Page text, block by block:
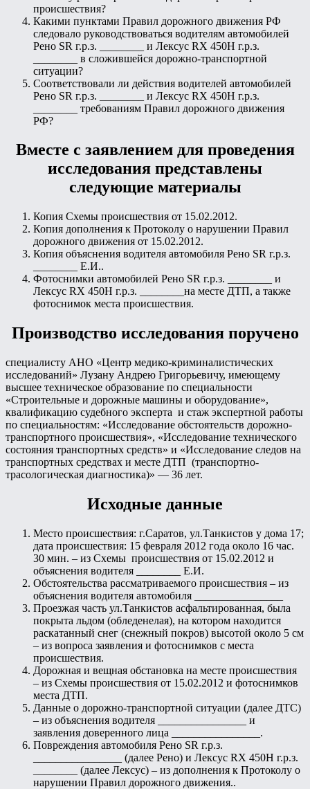
происшествия?
Какими пунктами Правил дорожного движения РФ
следовало руководствоваться водителям автомобилей
Рено SR г.р.з. ________ и Лексус RX 450H г.р.з.
________ в сложившейся дорожно-транспортной
ситуации?
Соответствовали ли действия водителей автомобилей
Рено SR г.р.з. ________ и Лексус RX 450H г.р.з.
________ требованиям Правил дорожного движения
РФ?
Вместе с заявлением для проведения
исследования представлены
следующие материалы
Копия Схемы происшествия от 15.02.2012.
Копия дополнения к Протоколу о нарушении Правил
дорожного движения от 15.02.2012.
Копия объяснения водителя автомобиля Рено SR г.р.з.
________ Е.И..
Фотоснимки автомобилей Рено SR г.р.з. ________ и
Лексус RX 450Н г.р.з. ________на месте ДТП, а также
фотоснимок места происшествия.
Производство исследования поручено
специалисту АНО «Центр медико-криминалистических
исследований» Лузану Андрею Григорьевичу, имеющему
высшее техническое образование по специальности
«Строительные и дорожные машины и оборудование»,
квалификацию судебного эксперта и стаж экспертной работы
по специальностям: «Исследование обстоятельств дорожно-
транспортного происшествия», «Исследование технического
состояния транспортных средств» и «Исследование следов на
транспортных средствах и месте ДТП (транспортно-
трасологическая диагностика)» — 36 лет.
Исходные данные
Место происшествия: г.Саратов, ул.Танкистов у дома 17;
дата происшествия: 15 февраля 2012 года около 16 час.
30 мин. – из Схемы происшествия от 15.02.2012 и
объяснения водителя ________ Е.И.
Обстоятельства рассматриваемого происшествия – из
объяснения водителя автомобиля ________________
Проезжая часть ул.Танкистов асфальтированная, была
покрыта льдом (обледенелая), на котором находится
раскатанный снег (снежный покров) высотой около 5 см
– из вопроса заявления и фотоснимков с места
происшествия.
Дорожная и вещная обстановка на месте происшествия
– из Схемы происшествия от 15.02.2012 и фотоснимков
места ДТП.
Данные о дорожно-транспортной ситуации (далее ДТС)
– из объяснения водителя ________________ и
заявления доверенного лица ________________.
Повреждения автомобиля Рено SR г.р.з.
________________ (далее Рено) и Лексус RX 450Н г.р.з.
________ (далее Лексус) – из дополнения к Протоколу о
нарушении Правил дорожного движения..